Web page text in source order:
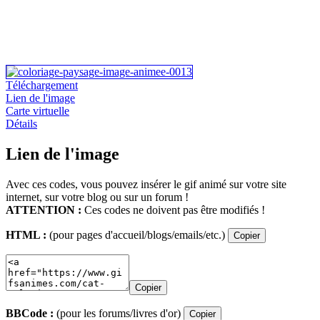
Téléchargement
Lien de l'image
Carte virtuelle
Détails
Lien de l'image
Avec ces codes, vous pouvez insérer le gif animé sur votre site
internet, sur votre blog ou sur un forum !
ATTENTION : Ces codes ne doivent pas être modifiés !
HTML : (pour pages d'accueil/blogs/emails/etc.) Copier
Copier
BBCode : (pour les forums/livres d'or) Copier